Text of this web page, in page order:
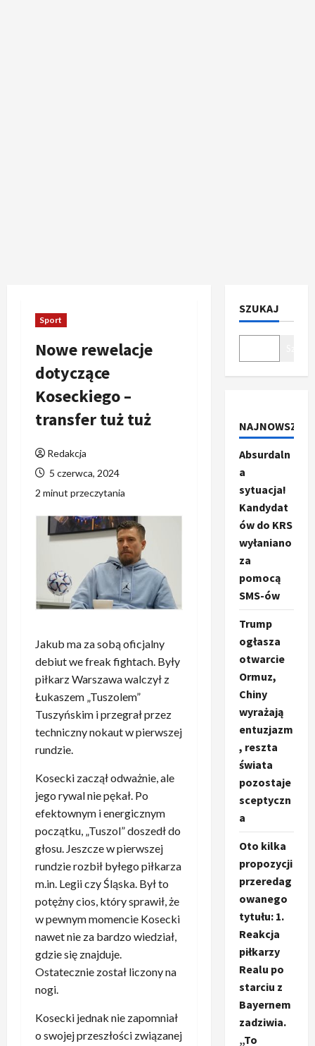
Sport
Nowe rewelacje
dotyczące
Koseckiego –
transfer tuż tuż
Redakcja
5 czerwca, 2024
2 minut przeczytania
Jakub ma za sobą oficjalny
debiut we freak fightach. Były
piłkarz Warszawa walczył z
Łukaszem „Tuszolem”
Tuszyńskim i przegrał przez
techniczny nokaut w pierwszej
rundzie.
Kosecki zaczął odważnie, ale
jego rywal nie pękał. Po
efektownym i energicznym
początku, „Tuszol” doszedł do
głosu. Jeszcze w pierwszej
rundzie rozbił byłego piłkarza
m.in. Legii czy Śląska. Był to
potężny cios, który sprawił, że
w pewnym momencie Kosecki
nawet nie za bardzo wiedział,
gdzie się znajduje.
Ostatecznie został liczony na
nogi.
Kosecki jednak nie zapomniał
o swojej przeszłości związanej
SZUKAJ
NAJNOWSZE
Absurdaln
a
sytuacja!
Kandydat
ów do KRS
wyłaniano
za
pomocą
SMS-ów
Trump
ogłasza
otwarcie
Ormuz,
Chiny
wyrażają
entuzjazm
, reszta
świata
pozostaje
sceptyczn
a
Oto kilka
propozycji
przeredag
owanego
tytułu: 1.
Reakcja
piłkarzy
Realu po
starciu z
Bayernem
zadziwia.
„To